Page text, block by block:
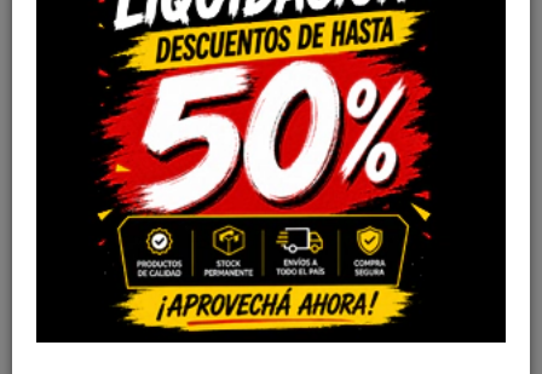
DISPONIBLE
ARMADOR
AUTOMATICO
TORNASOLADO
Cód: 3359
STOCK DISPONIBLE
LRC ARMADOR KS
Cód: 1315